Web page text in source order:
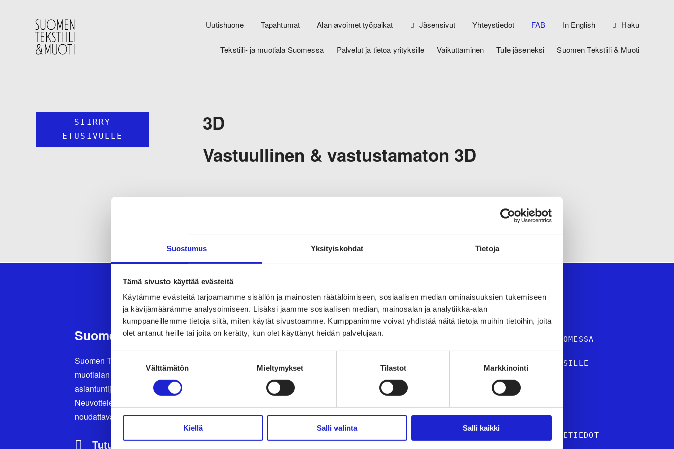
Suostumus Yksityiskohdat Tietoja
Tämä sivusto käyttää evästeitä
Käytämme evästeitä tarjoamamme sisällön ja mainosten räätälöimiseen, sosiaalisen median ominaisuuksien tukemiseen
ja kävijämäärämme analysoimiseen. Lisäksi jaamme sosiaalisen median, mainosalan ja analytiikka-alan
kumppaneillemme tietoja siitä, miten käytät sivustoamme. Kumppanimme voivat yhdistää näitä tietoja muihin tietoihin, joita
olet antanut heille tai joita on kerätty, kun olet käyttänyt heidän palvelujaan.
Suostumuksen
Välttämätön Mieltymykset Tilastot Markkinointi
Kiellä Salli valinta Salli kaikki
Uutishuone Tapahtumat Alan avoimet työpaikat Jäsensivut Yhteystiedot FAB In English Haku
Tekstiili- ja muotiala Suomessa Palvelut ja tietoa yrityksille Vaikuttaminen Tule jäseneksi Suomen Tekstiili & Muoti
SIIRRY
ETUSIVULLE
3D
Vastuullinen & vastustamaton 3D
Ekologista ja helppoa – tämän takia 3D-
Suomen Tekstiili & Muoti ry
Suomen Tekstiili & Muoti ry on tekstiili-, vaate- ja
muotialan yritysten etujärjestö, joka tarjoaa
asiantuntijapalveluita, koulutusta ja tapahtumia.
Neuvottelemme työehtosopimukset, joita
noudattavat kaikki alan yritykset.
Tutustu meihin tarkemmin
TAPAHTUMAT
AVOIMET TYÖPAIKAT
TEKSTIILI- JA MUOTIALA SUOMESSA
PALVELUT JA TIETOA YRITYKSILLE
TUTUSTU JÄSENYRITYKSIIMME
LIITON HENKILÖSTÖ & OSOITETIEDOT